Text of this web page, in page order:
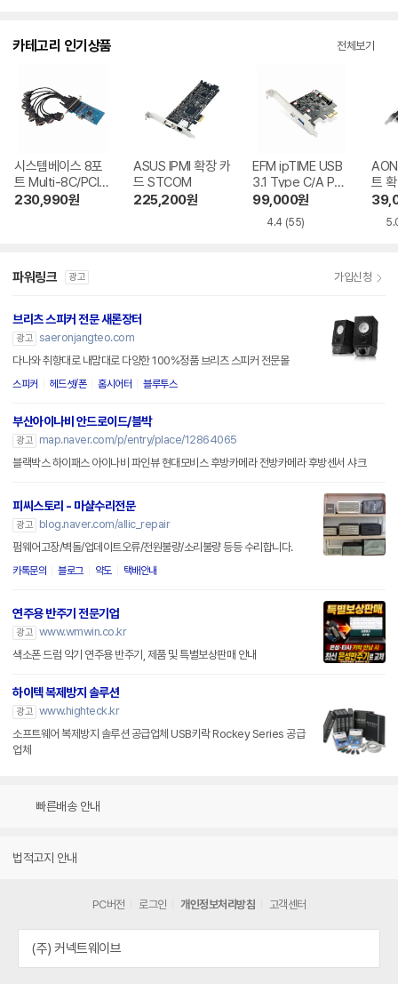
카테고리 인기상품 전체보기
시스템베이스 8포
트 Multi-8C/PCIe
232
230,990원
ASUS IPMI 확장 카
드 STCOM
225,200원
EFM ipTIME USB
3.1 Type C/A PCI
e 확장카드 (PX31
99,000원
4.4 (55)
트
파워링크 광고 가입신청
브리츠 스피커 전문 새론장터
광고 saeronjangteo.com
다나와 취향대로 내맘대로 다양한 100%정품 브리츠 스피커 전문몰
스피커 헤드셋/폰 홈시어터 블루투스
부산아이나비 안드로이드/블박
광고
map.naver.com/p/entry/place/12864065
블랙박스 하이패스 아이나비 파인뷰 현대모비스 후방카메라 전방카메라 후방센서 샤크
피씨스토리 - 마샬수리전문
광고
blog.naver.com/allic_repair
펌웨어고장/벽돌/업데이트오류/전원불량/소리불량 등등 수리합니다.
카톡문의 블로그 약도 택배안내
연주용 반주기 전문기업
광고 www.wmwin.co.kr
색소폰 드럼 악기 연주용 반주기, 제품 및 특별보상판매 안내
하이텍 복제방지 솔루션
광고 www.highteck.kr
소프트웨어 복제방지 솔루션 공급업체 USB키락 Rockey Series 공급
업체
빠른배송 안내
법적고지 안내
PC버전 로그인 개인정보처리방침 고객센터
(주) 커넥트웨이브